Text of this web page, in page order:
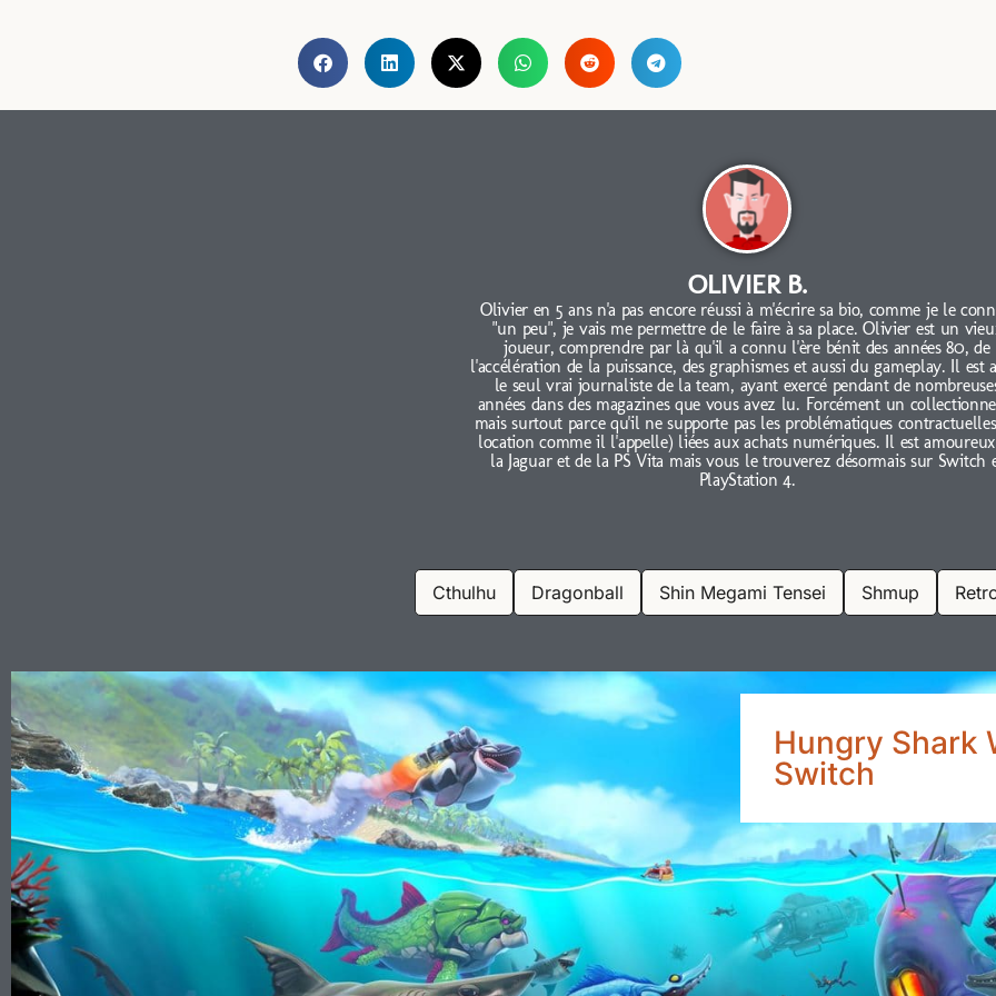
OLIVIER B.
Olivier en 5 ans n'a pas encore réussi à m'écrire sa bio, comme je le
"un peu", je vais me permettre de le faire à sa place. Olivier est un
joueur, comprendre par là qu'il a connu l'ère bénit des années 80, de
l'accélération de la puissance, des graphismes et aussi du gameplay. Il est
le seul vrai journaliste de la team, ayant exercé pendant de
années dans des magazines que vous avez lu. Forcément un
mais surtout parce qu'il ne supporte pas les problématiques
location comme il l'appelle) liées aux achats numériques. Il est
la Jaguar et de la PS Vita mais vous le trouverez désormais sur Switch
PlayStation 4.
Cthulhu Dragonball Shin Megami Tensei Shmup
Hungry Shark
Switch